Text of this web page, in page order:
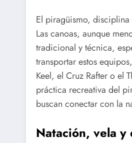
El piragüismo,
Las canoas, aunque
tradicional y técnica,
transportar estos
Keel, el Cruz Rafter o el
práctica recreativa del
buscan conectar con la
Natación, vela y